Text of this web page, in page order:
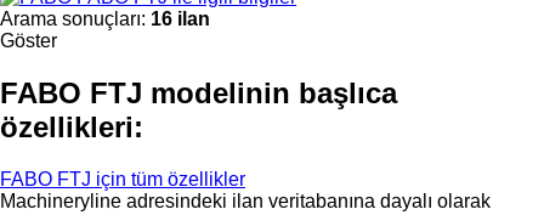
Arama sonuçları: 16 ilan
Göster
FABO FTJ modelinin başlıca
özellikleri:
FABO FTJ için tüm özellikler
Machineryline adresindeki ilan veritabanına dayalı olarak